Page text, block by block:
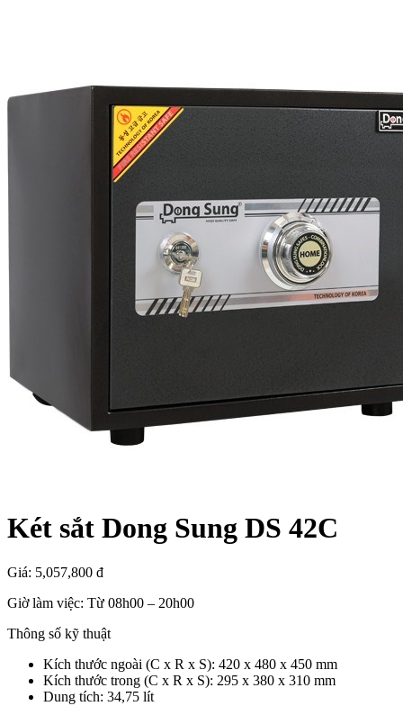
Két sắt Dong Sung DS 42C
Giá: 5,057,800 đ
Giờ làm việc: Từ 08h00 – 20h00
Thông số kỹ thuật
Kích thước ngoài (C x R x S): 420 x 480 x 450 mm
Kích thước trong (C x R x S): 295 x 380 x 310 mm
Dung tích: 34,75 lít